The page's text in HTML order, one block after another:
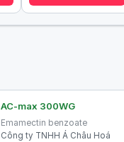
AC-max 300WG
Emamectin benzoate
Công ty TNHH Á Châu Hoá